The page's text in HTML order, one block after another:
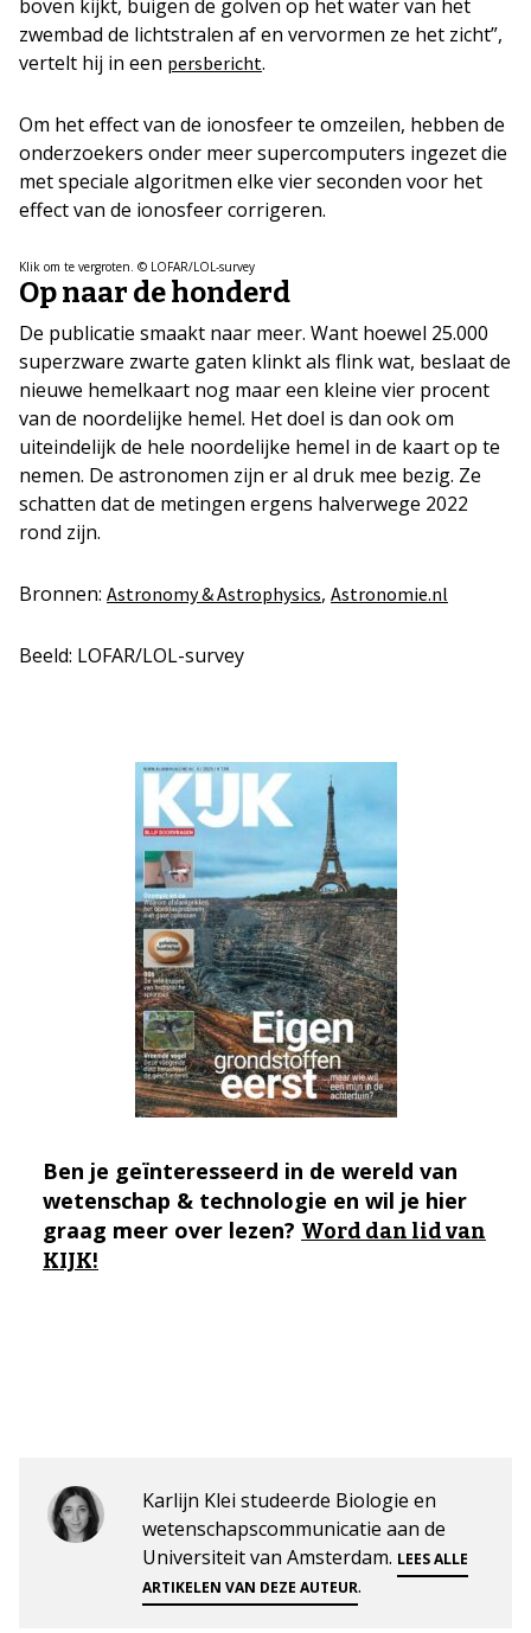
boven kijkt, buigen de golven op het water van het
zwembad de lichtstralen af en vervormen ze het zicht”,
vertelt hij in een persbericht.
Om het effect van de ionosfeer te omzeilen, hebben de
onderzoekers onder meer supercomputers ingezet die
met speciale algoritmen elke vier seconden voor het
effect van de ionosfeer corrigeren.
Klik om te vergroten. © LOFAR/LOL-survey
Op naar de honderd
De publicatie smaakt naar meer. Want hoewel 25.000
superzware zwarte gaten klinkt als flink wat, beslaat de
nieuwe hemelkaart nog maar een kleine vier procent
van de noordelijke hemel. Het doel is dan ook om
uiteindelijk de hele noordelijke hemel in de kaart op te
nemen. De astronomen zijn er al druk mee bezig. Ze
schatten dat de metingen ergens halverwege 2022
rond zijn.
Bronnen: Astronomy & Astrophysics, Astronomie.nl
Beeld: LOFAR/LOL-survey
Ben je geïnteresseerd in de wereld van
wetenschap & technologie en wil je hier
graag meer over lezen? Word dan lid van
KIJK!
Karlijn Klei studeerde Biologie en
wetenschapscommunicatie aan de
Universiteit van Amsterdam. LEES ALLE
ARTIKELEN VAN DEZE AUTEUR.